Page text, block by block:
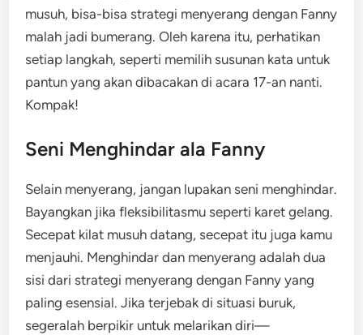
musuh, bisa-bisa strategi menyerang dengan Fanny
malah jadi bumerang. Oleh karena itu, perhatikan
setiap langkah, seperti memilih susunan kata untuk
pantun yang akan dibacakan di acara 17-an nanti.
Kompak!
Seni Menghindar ala Fanny
Selain menyerang, jangan lupakan seni menghindar.
Bayangkan jika fleksibilitasmu seperti karet gelang.
Secepat kilat musuh datang, secepat itu juga kamu
menjauhi. Menghindar dan menyerang adalah dua
sisi dari strategi menyerang dengan Fanny yang
paling esensial. Jika terjebak di situasi buruk,
segeralah berpikir untuk melarikan diri—